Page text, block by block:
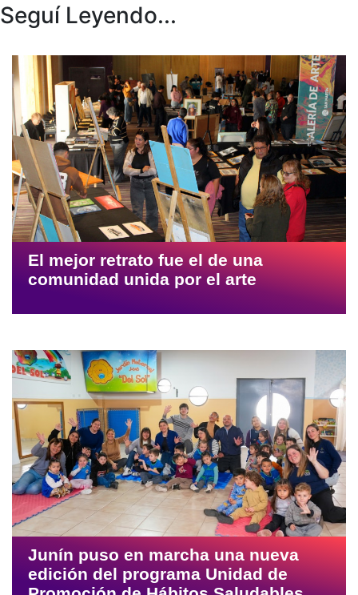
Seguí Leyendo...
El mejor retrato fue el de una
comunidad unida por el arte
Junín puso en marcha una nueva
edición del programa Unidad de